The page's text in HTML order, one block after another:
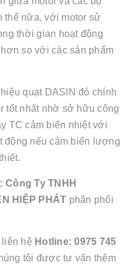
thế nữa, với motor sử
thời gian hoạt động
so với các sản phẩm
quạt DASIN đó chính
tốt nhất nhờ sở hữu công
TC cảm biến nhiệt với
động nếu cảm biến lượng
Công Ty TNHH
HIỆP PHÁT phân phối
liên hệ Hotline: 0975 745
tôi được tư vấn thêm